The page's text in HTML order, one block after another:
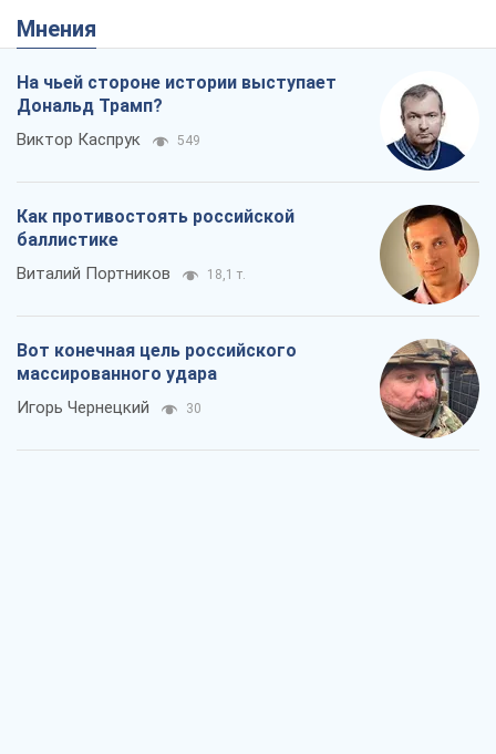
Мнения
На чьей стороне истории выступает
Дональд Трамп?
Виктор Каспрук 549
Как противостоять российской
баллистике
Виталий Портников 18,1 т.
Вот конечная цель российского
массированного удара
Игорь Чернецкий 30